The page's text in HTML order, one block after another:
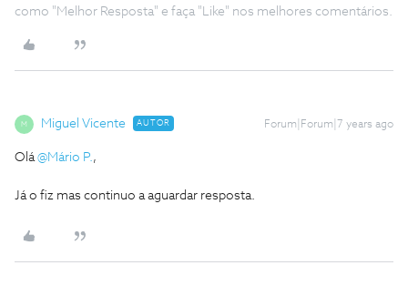
como "Melhor Resposta" e faça "Like" nos melhores comentários.
M Miguel Vicente AUTOR Forum|Forum|7 years ago
Olá@Mário P.,
Já o fiz mas continuo a aguardar resposta.